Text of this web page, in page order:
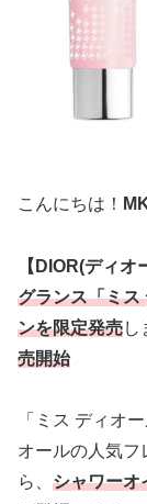
こんにちは！
【DIOR(ディオ
グランス「ミス
ンを限定発売し
売開始
「ミス ディオ
オールの人気フ
ら、 シャワーオ